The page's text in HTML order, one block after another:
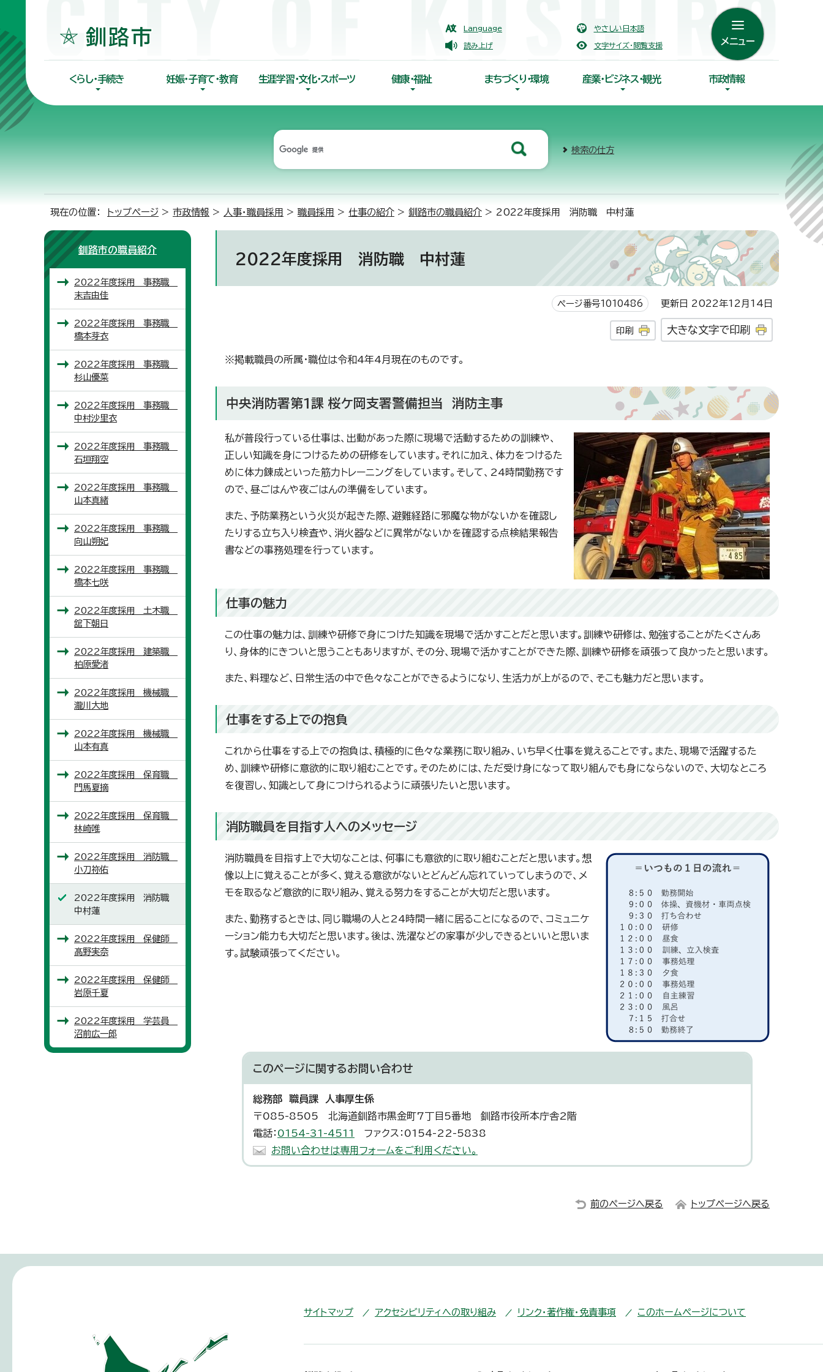
Language やさしい日本語
読み上げ 文字サイズ・閲覧支援 メニュー
くらし・手続き 妊娠・子育て・教育 生涯学習・文化・スポーツ 健康・福祉 まちづくり・環境 産業・ビジネス・観光 市政情報
検索の仕方
現在の位置： トップページ > 市政情報 > 人事・職員採用 > 職員採用 > 仕事の紹介 > 釧路市の職員紹介 > 2022年度採用 消防職 中村蓮
2022年度採用 消防職 中村蓮
ページ番号1010486 更新日 2022年12月14日
印刷 大きな文字で印刷
※掲載職員の所属・職位は令和4年4月現在のものです。
中央消防署第1課 桜ケ岡支署警備担当 消防主事
私が普段行っている仕事は、出動があった際に現場で活動するための訓練や、
正しい知識を身につけるための研修をしています。それに加え、体力をつけるた
めに体力錬成といった筋力トレーニングをしています。そして、24時間勤務です
ので、昼ごはんや夜ごはんの準備をしています。
また、予防業務という火災が起きた際、避難経路に邪魔な物がないかを確認し
たりする立ち入り検査や、消火器などに異常がないかを確認する点検結果報告
書などの事務処理を行っています。
仕事の魅力
この仕事の魅力は、訓練や研修で身につけた知識を現場で活かすことだと思います。訓練や研修は、勉強することがたくさんあ
り、身体的にきついと思うこともありますが、その分、現場で活かすことができた際、訓練や研修を頑張って良かったと思います。
また、料理など、日常生活の中で色々なことができるようになり、生活力が上がるので、そこも魅力だと思います。
仕事をする上での抱負
これから仕事をする上での抱負は、積極的に色々な業務に取り組み、いち早く仕事を覚えることです。また、現場で活躍するた
め、訓練や研修に意欲的に取り組むことです。そのためには、ただ受け身になって取り組んでも身にならないので、大切なところ
を復習し、知識として身につけられるように頑張りたいと思います。
消防職員を目指す人へのメッセージ
消防職員を目指す上で大切なことは、何事にも意欲的に取り組むことだと思います。想
像以上に覚えることが多く、覚える意欲がないとどんどん忘れていってしまうので、メ
モを取るなど意欲的に取り組み、覚える努力をすることが大切だと思います。
また、勤務するときは、同じ職場の人と24時間一緒に居ることになるので、コミュニケ
ーション能力も大切だと思います。後は、洗濯などの家事が少しできるといいと思いま
す。試験頑張ってください。
このページに関するお問い合わせ
総務部 職員課 人事厚生係
〒085-8505 北海道釧路市黒金町7丁目5番地 釧路市役所本庁舎2階
電話： 0154-31-4511
ファクス：0154-22-5838
お問い合わせは専用フォームをご利用ください。
釧路市の職員紹介
2022年度採用 事務職
末吉由佳
2022年度採用 事務職
橋本芽衣
2022年度採用 事務職
杉山優菜
2022年度採用 事務職
中村沙里衣
2022年度採用 事務職
石垣翔空
2022年度採用 事務職
山本真緒
2022年度採用 事務職
向山朔妃
2022年度採用 事務職
橋本七咲
2022年度採用 土木職
舘下朝日
2022年度採用 建築職
柏原愛渚
2022年度採用 機械職
瀧川大地
2022年度採用 機械職
山本有真
2022年度採用 保育職
門馬夏摘
2022年度採用 保育職
林崎唯
2022年度採用 消防職
小刀祢佑
2022年度採用 消防職
中村蓮
2022年度採用 保健師
髙野実奈
2022年度採用 保健師
岩原千夏
2022年度採用 学芸員
沼前広一郎
前のページへ戻る トップページへ戻る
サイトマップ アクセシビリティへの取り組み リンク・著作権・免責事項 このホームページについて